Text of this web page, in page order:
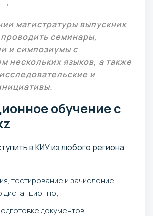
магистратуры выпускник
проводить семинары,
и симпозиумы с
нескольких языков, а также
и
обучение с
в КИУ из любого региона
тестирование и зачисление —
дистанционно;
документов,